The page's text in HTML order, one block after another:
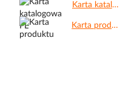
Karta katalogowa PL.pdf
Karta produktu.pdf